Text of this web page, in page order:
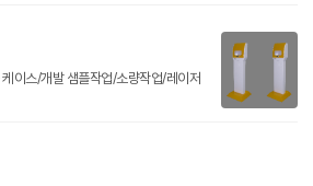
이스/개발 샘플작업/소량작업/레이저